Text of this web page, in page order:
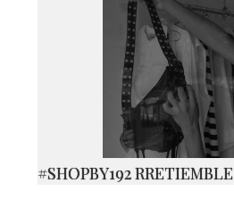
#SHOPBY192 RRETIEMBLE